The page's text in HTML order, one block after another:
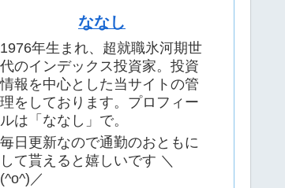
ななし
1976年生まれ、超就職氷河期世
代のインデックス投資家。投資
情報を中心とした当サイトの管
理をしております。プロフィー
ルは「ななし」で。
毎日更新なので通勤のおともに
して貰えると嬉しいです ＼
(^o^)／